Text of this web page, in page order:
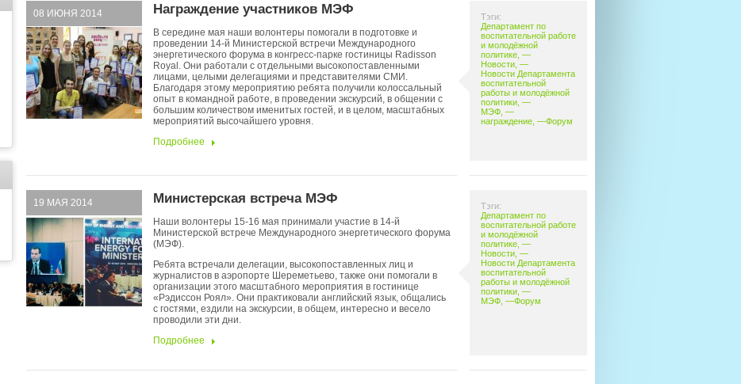
Тэги:
Департамент по
воспитательной работе
и молодёжной
политике, —
Новости, —
Новости Департамента
воспитательной
работы и молодёжной
политики, —
МЭФ, —
награждение, —Форум
08 ИЮНЯ 2014 Награждение участников МЭФ
В середине мая наши волонтеры помогали в подготовке и
проведении 14-й Министерской встречи Международного
энергетического форума в конгресс-парке гостиницы Radisson
Royal. Они работали с отдельными высокопоставленными
лицами, целыми делегациями и представителями СМИ.
Благодаря этому мероприятию ребята получили колоссальный
опыт в командной работе, в проведении экскурсий, в общении с
большим количеством именитых гостей, и в целом, масштабных
мероприятий высочайшего уровня.
Подробнее
Тэги:
Департамент по
воспитательной работе
и молодёжной
политике, —
Новости, —
Новости Департамента
воспитательной
работы и молодёжной
политики, —
МЭФ, —Форум
19 МАЯ 2014 Министерская встреча МЭФ
Наши волонтеры 15-16 мая принимали участие в 14-й
Министерской встрече Международного энергетического форума
(МЭФ).
Ребята встречали делегации, высокопоставленных лиц и
журналистов в аэропорте Шереметьево, также они помогали в
организации этого масштабного мероприятия в гостинице
«Рэдиссон Роял». Они практиковали английский язык, общались
с гостями, ездили на экскурсии, в общем, интересно и весело
проводили эти дни.
Подробнее